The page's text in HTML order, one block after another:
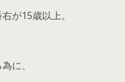
が15歳以上。
に、